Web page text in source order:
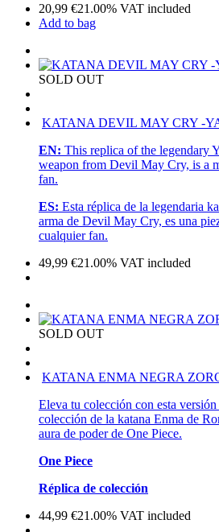
20,99 €21.00% VAT included
Add to bag
SOLD OUT
KATANA DEVIL MAY CRY -
EN: This replica of the legendary
weapon from Devil May Cry, is a
fan.
ES: Esta réplica de la legendaria
arma de Devil May Cry, es una
cualquier fan.
49,99 €21.00% VAT included
SOLD OUT
KATANA ENMA NEGRA
Eleva tu colección con esta
colección de la katana Enma de
aura de poder de One Piece.
One Piece
Réplica de colección
44,99 €21.00% VAT included